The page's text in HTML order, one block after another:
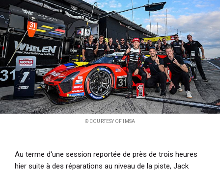
i
a
l
© COURTESY OF IMSA
Au terme d'une session reportée de près de trois heures
hier suite à des réparations au niveau de la piste, Jack